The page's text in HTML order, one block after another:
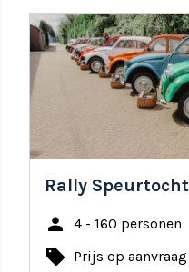
Rally
person 4 - 160 personen
local_offer Prijs op aanvraag